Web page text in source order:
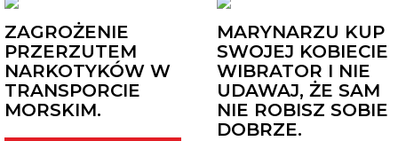
ZAGROŻENIE
PRZERZUTEM
NARKOTYKÓW W
TRANSPORCIE
MORSKIM.
MARYNARZU KUP
SWOJEJ KOBIECIE
WIBRATOR I NIE
UDAWAJ, ŻE SAM
NIE ROBISZ SOBIE
DOBRZE.